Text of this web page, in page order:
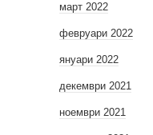
март 2022
февруари 2022
януари 2022
декември 2021
ноември 2021